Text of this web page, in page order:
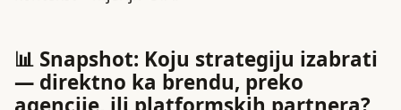
📊 Snapshot: Koju strategiju izabrati
— direktno ka brendu, preko